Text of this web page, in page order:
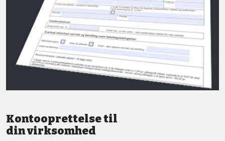
Kontooprettelse til
din virksomhed